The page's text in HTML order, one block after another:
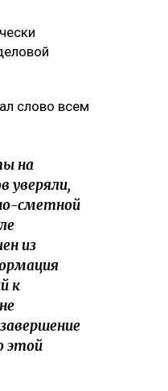
слово всем
на
уверяли,
сметной
из
к
этой